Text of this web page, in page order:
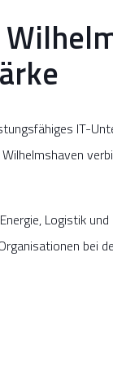
IT-
Logistik
bei